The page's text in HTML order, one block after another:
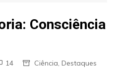
Consciência
14 Ciência Destaques